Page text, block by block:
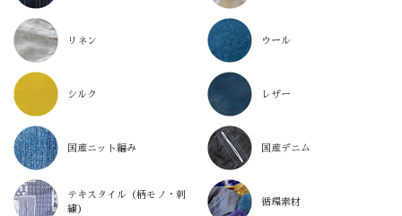
リネン ウール
シルク レザー
国産ニット編み 国産デニム
テキスタイル（柄モノ・刺
繍）
循環素材